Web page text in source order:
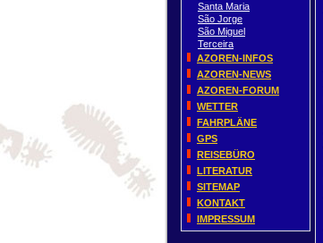
Santa Maria
São Jorge
São Miguel
Terceira
AZOREN-INFOS
AZOREN-NEWS
AZOREN-FORUM
WETTER
FAHRPLÄNE
GPS
REISEBÜRO
LITERATUR
SITEMAP
KONTAKT
IMPRESSUM